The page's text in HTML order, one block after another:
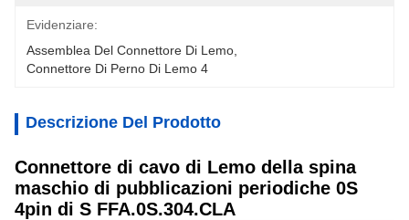
Evidenziare:
Assemblea Del Connettore Di Lemo
Connettore Di Perno Di Lemo 4
Descrizione Del Prodotto
Connettore di cavo di Lemo della spina
maschio di pubblicazioni periodiche 0S
4pin di S FFA.0S.304.CLA